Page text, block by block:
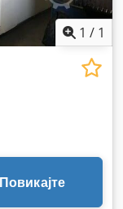
1 / 1
Повикајте